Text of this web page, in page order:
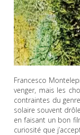
Francesco
venger, mais les
contraintes du
solaire souvent
en faisant un bon
curiosité que